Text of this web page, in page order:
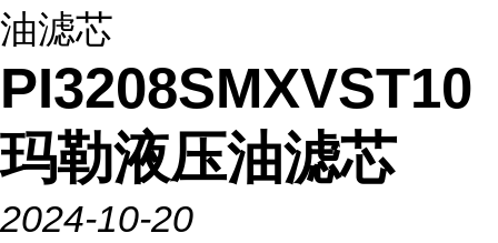
油滤芯
PI3208SMXVST10
玛勒液压油滤芯
2024-10-20